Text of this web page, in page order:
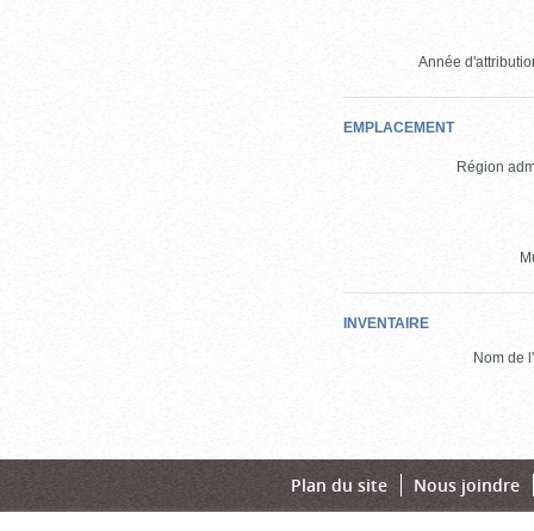
Année
EMPLACEMENT
Région
INVENTAIRE
Nom de
Plan du site Nous joindre